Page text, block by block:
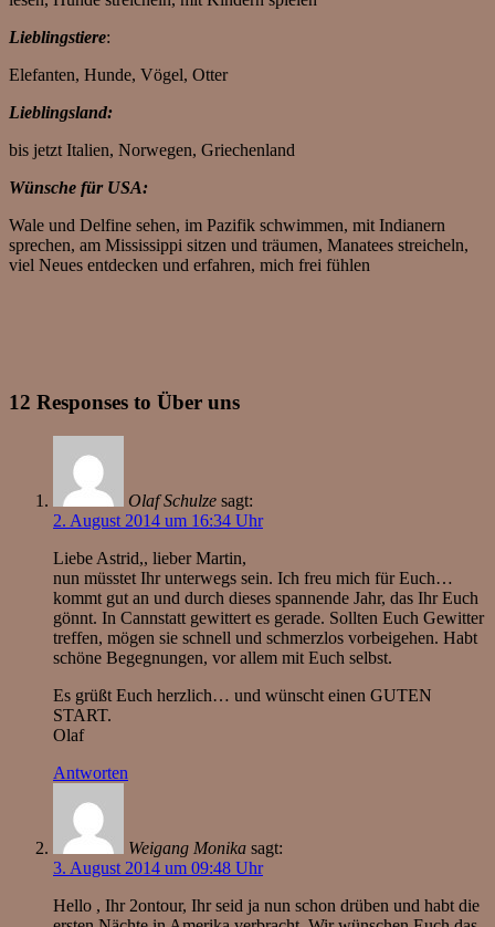
Lieblingstiere:
Elefanten, Hunde, Vögel, Otter
Lieblingsland:
bis jetzt Italien, Norwegen, Griechenland
Wünsche für USA:
Wale und Delfine sehen, im Pazifik schwimmen, mit Indianern
sprechen, am Mississippi sitzen und träumen, Manatees streicheln,
viel Neues entdecken und erfahren, mich frei fühlen
12 Responses to Über uns
Olaf Schulze sagt:
2. August 2014 um 16:34 Uhr
Liebe Astrid,, lieber Martin,
nun müsstet Ihr unterwegs sein. Ich freu mich für Euch…
kommt gut an und durch dieses spannende Jahr, das Ihr Euch
gönnt. In Cannstatt gewittert es gerade. Sollten Euch Gewitter
treffen, mögen sie schnell und schmerzlos vorbeigehen. Habt
schöne Begegnungen, vor allem mit Euch selbst.
Es grüßt Euch herzlich… und wünscht einen GUTEN
START.
Olaf
Antworten
Weigang Monika sagt:
3. August 2014 um 09:48 Uhr
Hello , Ihr 2ontour, Ihr seid ja nun schon drüben und habt die